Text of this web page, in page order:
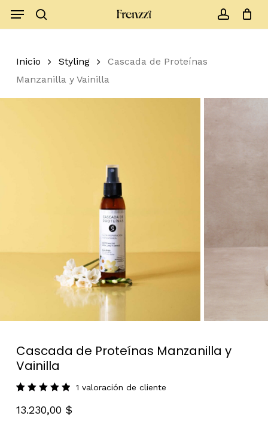
search account
Menu
Cart Close
Inicio Styling
Cascada de Proteínas
Manzanilla y Vainilla
Cascada de Proteínas Manzanilla y
Vainilla
con5.00
de 5 en
1 valoración de cliente
13.230,00 $